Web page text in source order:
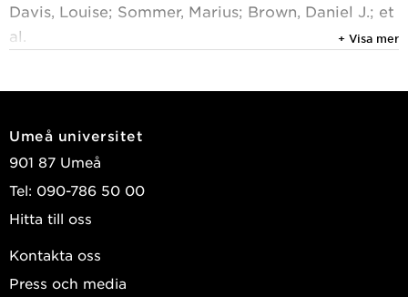
Davis, Louise; Sommer, Marius; Brown, Daniel J.; et
al.
Psychology, Routledge 2025, Vol. 18, (1) : 503-538
Ekelund, Rebecka; Holmström, Stefan; Gustafsson,
Henrik; et al.
2025
Feasibility of ecological momentary assessment
+ Visa mer
Umeå universitet
901 87 Umeå
Tel: 090-786 50 00
Hitta till oss
Kontakta oss
Press och media